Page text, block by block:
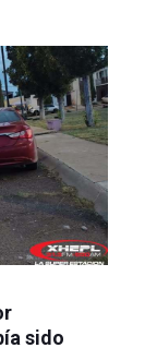
sido